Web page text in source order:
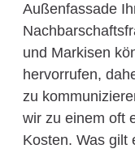
Außenfassade
und Markisen
hervorrufen,
zu
wir zu einem oft
Kosten. Was gilt